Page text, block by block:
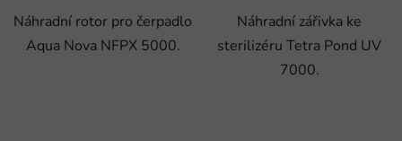
Náhradní rotor pro čerpadlo
Aqua Nova NFPX 5000.
Náhradní zářivka ke
sterilizéru Tetra Pond UV
7000.